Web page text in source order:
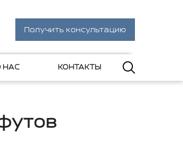
Получить консультацию
НАС КОНТАКТЫ